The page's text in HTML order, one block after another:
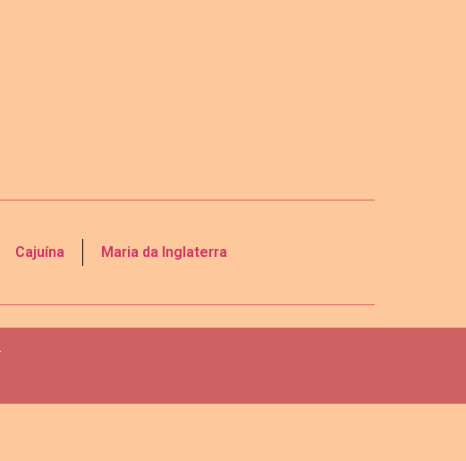
Cajuína Maria da Inglaterra